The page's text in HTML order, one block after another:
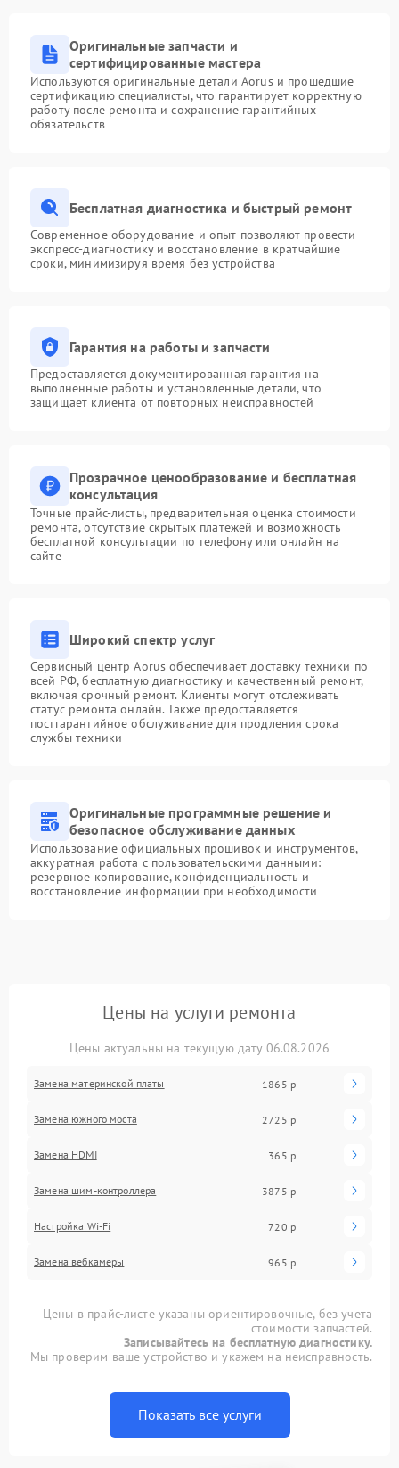
Оригинальные запчасти и
сертифицированные мастера
Используются оригинальные детали Aorus и прошедшие
сертификацию специалисты, что гарантирует корректную
работу после ремонта и сохранение гарантийных
обязательств
Бесплатная диагностика и быстрый ремонт
Современное оборудование и опыт позволяют провести
экспресс-диагностику и восстановление в кратчайшие
сроки, минимизируя время без устройства
Гарантия на работы и запчасти
Предоставляется документированная гарантия на
выполненные работы и установленные детали, что
защищает клиента от повторных неисправностей
Прозрачное ценообразование и бесплатная
консультация
Точные прайс-листы, предварительная оценка стоимости
ремонта, отсутствие скрытых платежей и возможность
бесплатной консультации по телефону или онлайн на
сайте
Широкий спектр услуг
Сервисный центр Aorus обеспечивает доставку техники по
всей РФ, бесплатную диагностику и качественный ремонт,
включая срочный ремонт. Клиенты могут отслеживать
статус ремонта онлайн. Также предоставляется
постгарантийное обслуживание для продления срока
службы техники
Оригинальные программные решение и
безопасное обслуживание данных
Использование официальных прошивок и инструментов,
аккуратная работа с пользовательскими данными:
резервное копирование, конфиденциальность и
восстановление информации при необходимости
Цены на услуги ремонта
Цены актуальны на текущую дату 06.08.2026
Замена материнской платы 1865 р
Замена южного моста 2725 р
Замена HDMI 365 р
Замена шим-контроллера 3875 р
Настройка Wi-Fi 720 р
Замена вебкамеры 965 р
Цены в прайс-листе указаны ориентировочные, без учета
стоимости запчастей.
Записывайтесь на бесплатную диагностику.
Мы проверим ваше устройство и укажем на неисправность.
Показать все услуги